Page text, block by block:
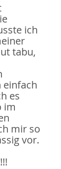
ich
tabu,
einfach
es
im
mir so
vor.